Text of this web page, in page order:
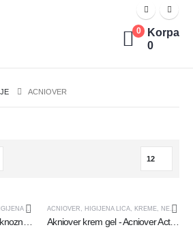
0
Korpa
0
ACNIOVER
LICA NEGA KOŽE SKLONE AKNAMA
ACNIOVER , HIGIJENA LICA, KREME, NEGA KOŽE SKLONE AKNAMA
Akniover krem gel - Acniover Active Cremigel - 40ml